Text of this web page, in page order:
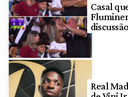
Casal
discussão
Real